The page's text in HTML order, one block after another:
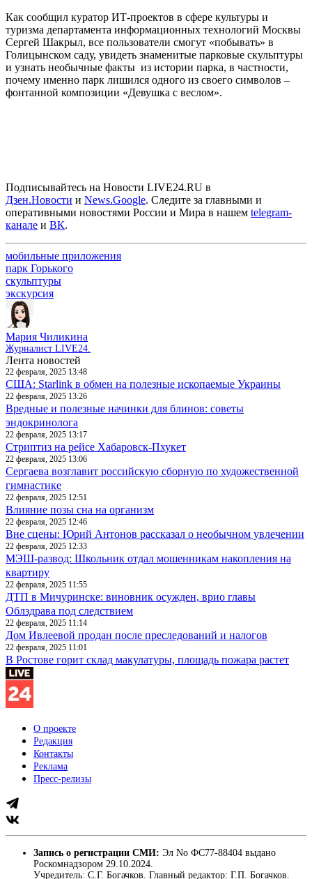
Как сообщил куратор ИТ-проектов в сфере культуры и
туризма департамента информационных технологий Москвы
Сергей Шакрыл, все пользователи смогут «побывать» в
Голицынском саду, увидеть знаменитые парковые скульптуры
и узнать необычные факты из истории парка, в частности,
почему именно парк лишился одного из своего символов –
фонтанной композиции «Девушка с веслом».
Подписывайтесь на Новости LIVE24.RU в
Дзен.Новости и News.Google. Следите за главными и
оперативными новостями России и Мира в нашем telegram-
канале и ВК.
мобильные приложения
парк Горького
скульптуры
экскурсия
Мария Чиликина
Журналист LIVE24.
Лента новостей
22 февраля, 2025 13:48
США: Starlink в обмен на полезные ископаемые Украины
22 февраля, 2025 13:26
Вредные и полезные начинки для блинов: советы
эндокринолога
22 февраля, 2025 13:17
Стриптиз на рейсе Хабаровск-Пхукет
22 февраля, 2025 13:06
Сергаева возглавит российскую сборную по художественной
гимнастике
22 февраля, 2025 12:51
Влияние позы сна на организм
22 февраля, 2025 12:46
Вне сцены: Юрий Антонов рассказал о необычном увлечении
22 февраля, 2025 12:33
МЭШ-развод: Школьник отдал мошенникам накопления на
квартиру
22 февраля, 2025 11:55
ДТП в Мичуринске: виновник осужден, врио главы
Облздрава под следствием
22 февраля, 2025 11:14
Дом Ивлеевой продан после преследований и налогов
22 февраля, 2025 11:01
В Ростове горит склад макулатуры, площадь пожара растет
О проекте
Редакция
Контакты
Реклама
Пресс-релизы
Запись о регистрации СМИ: Эл No ФС77-88404 выдано
Роскомнадзором 29.10.2024.
Учредитель: С.Г. Богачков. Главный редактор: Г.П. Богачков.